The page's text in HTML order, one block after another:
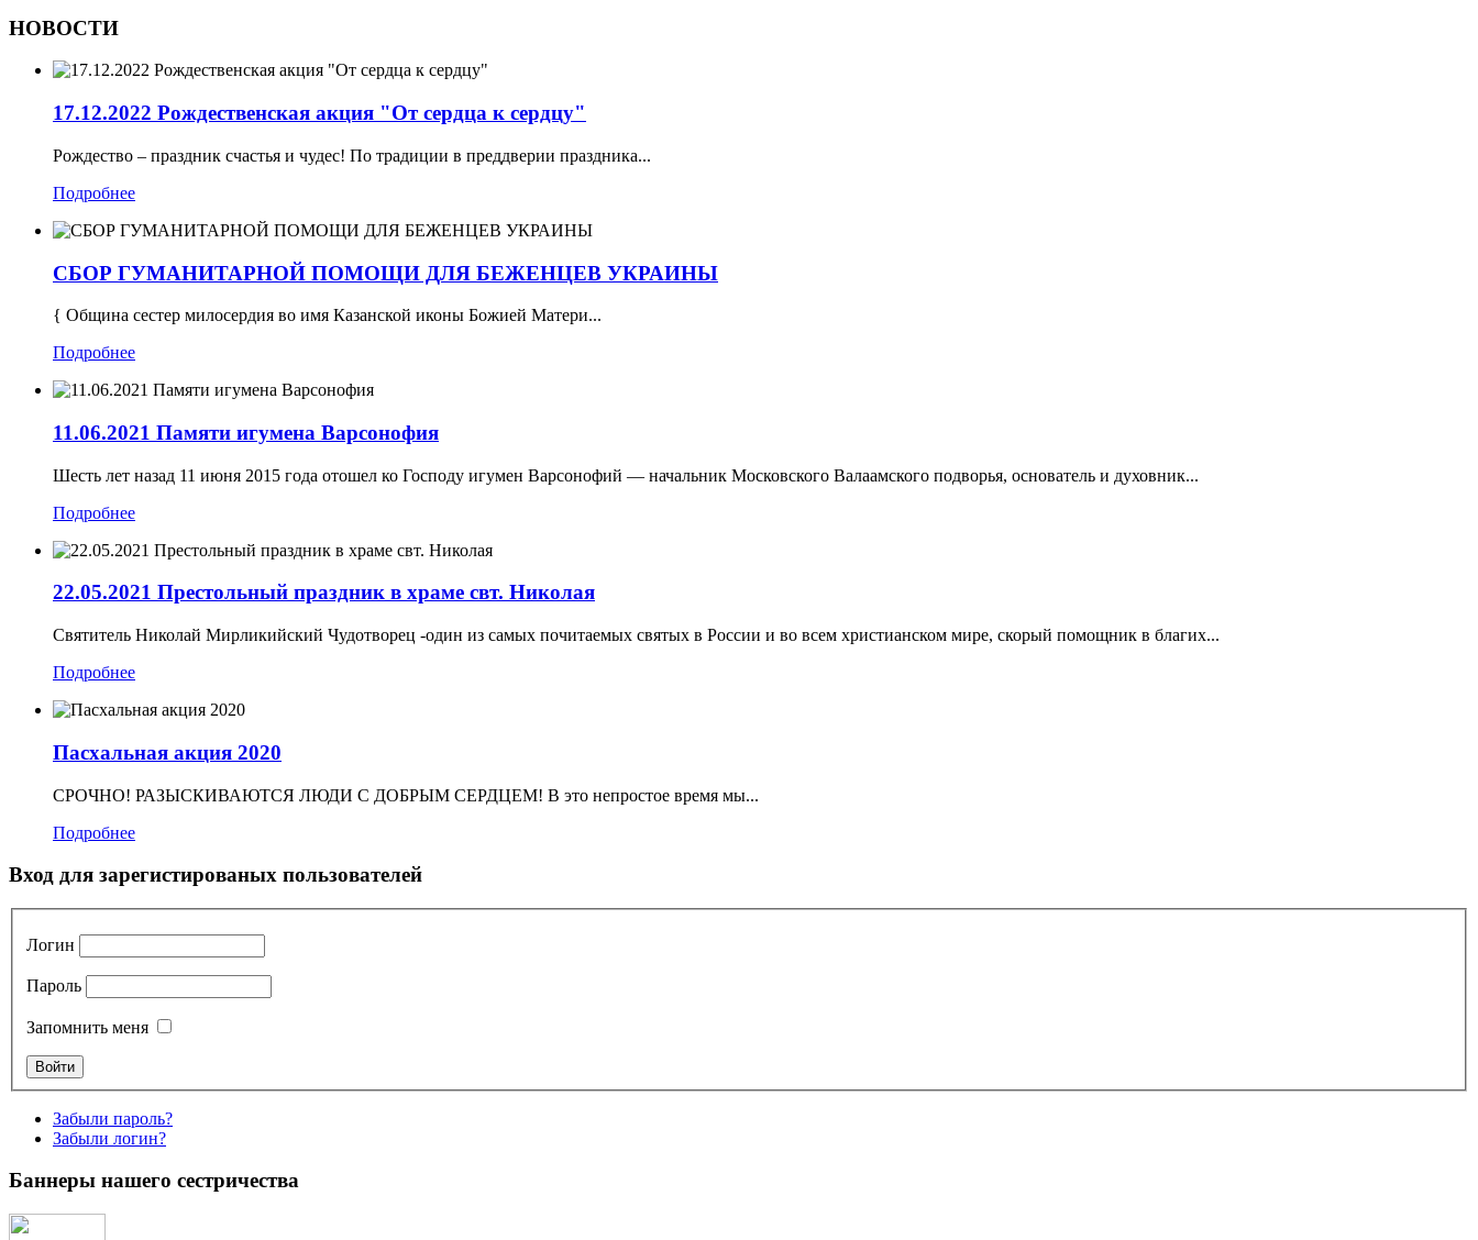
НОВОСТИ
17.12.2022 Рождественская акция "От сердца к сердцу"
Рождество – праздник счастья и чудес! По традиции в преддверии праздника...
Подробнее
СБОР ГУМАНИТАРНОЙ ПОМОЩИ ДЛЯ БЕЖЕНЦЕВ УКРАИНЫ
{ Община сестер милосердия во имя Казанской иконы Божией Матери...
Подробнее
11.06.2021 Памяти игумена Варсонофия
Шесть лет назад 11 июня 2015 года отошел ко Господу игумен Варсонофий — начальник Московского Валаамского подворья, основатель и духовник...
Подробнее
22.05.2021 Престольный праздник в храме свт. Николая
Святитель Николай Мирликийский Чудотворец -один из самых почитаемых святых в России и во всем христианском мире, скорый помощник в благих...
Подробнее
Пасхальная акция 2020
СРОЧНО! РАЗЫСКИВАЮТСЯ ЛЮДИ С ДОБРЫМ СЕРДЦЕМ! В это непростое время мы...
Подробнее
Вход для зарегистированых пользователей
Логин
Пароль
Запомнить меня
Забыли пароль?
Забыли логин?
Баннеры нашего сестричества